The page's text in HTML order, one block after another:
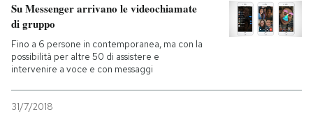
Su Messenger arrivano le videochiamate
di gruppo
Fino a 6 persone in contemporanea, ma con la
possibilità per altre 50 di assistere e
intervenire a voce e con messaggi
31/7/2018